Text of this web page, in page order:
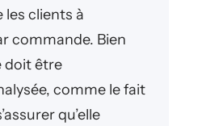
les clients à
commande. Bien
doit être
comme le fait
qu’elle